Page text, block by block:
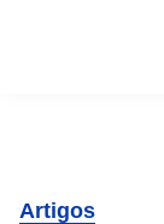
Artigos